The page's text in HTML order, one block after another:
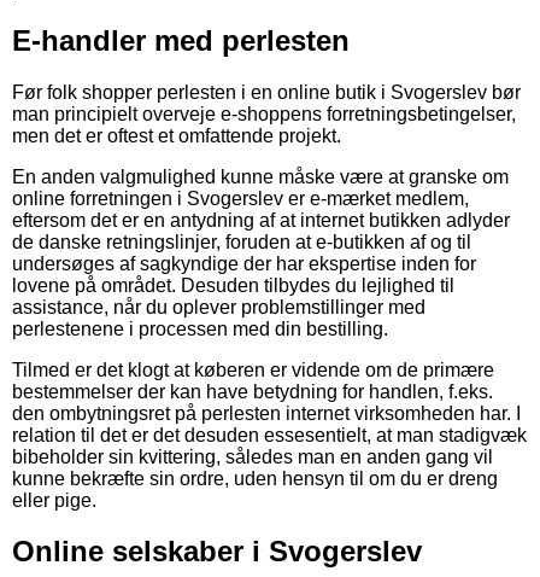
E-handler med perlesten
Før folk shopper perlesten i en online butik i Svogerslev bør
man principielt overveje e-shoppens forretningsbetingelser,
men det er oftest et omfattende projekt.
En anden valgmulighed kunne måske være at granske om
online forretningen i Svogerslev er e-mærket medlem,
eftersom det er en antydning af at internet butikken adlyder
de danske retningslinjer, foruden at e-butikken af og til
undersøges af sagkyndige der har ekspertise inden for
lovene på området. Desuden tilbydes du lejlighed til
assistance, når du oplever problemstillinger med
perlestenene i processen med din bestilling.
Tilmed er det klogt at køberen er vidende om de primære
bestemmelser der kan have betydning for handlen, f.eks.
den ombytningsret på perlesten internet virksomheden har. I
relation til det er det desuden essesentielt, at man stadigvæk
bibeholder sin kvittering, således man en anden gang vil
kunne bekræfte sin ordre, uden hensyn til om du er dreng
eller pige.
Online selskaber i Svogerslev